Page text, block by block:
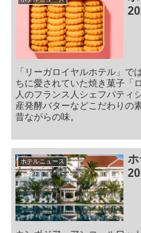
「リーガロイヤルホテル」で
ちに愛されていた焼き菓子「
人のフランス人シェフパティ
産発酵バターなどこだわりの
昔ながらの味。
ホテルニュース
ホ